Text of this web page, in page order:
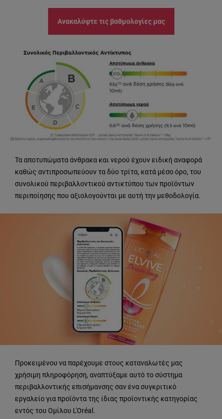
Ανακαλύψτε τις βαθμολογίες μας
Τα αποτυπώματα άνθρακα και νερού έχουν ειδική αναφορά
καθώς αντιπροσωπεύουν τα δύο τρίτα, κατά μέσο όρο, του
συνολικού περιβαλλοντικού αντικτύπου των προϊόντων
περιποίησης που αξιολογούνται με αυτή την μεθοδολογία.
Προκειμένου να παρέχουμε στους καταναλωτές μας
χρήσιμη πληροφόρηση, αναπτύξαμε αυτό το σύστημα
περιβαλλοντικής επισήμανσης σαν ένα συγκριτικό
εργαλείο για προϊόντα της ίδιας προϊοντικής κατηγορίας
εντός του Ομίλου L'Oréal.